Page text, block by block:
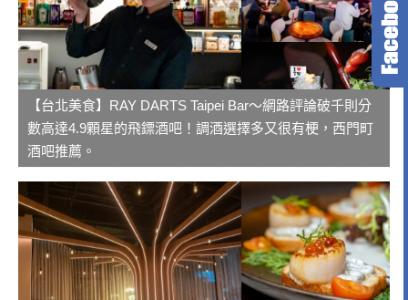
【台北美食】RAY DARTS Taipei Bar～網路評論破千則分
數高達4.9顆星的飛鏢酒吧！調酒選擇多又很有梗，西門町
酒吧推薦。